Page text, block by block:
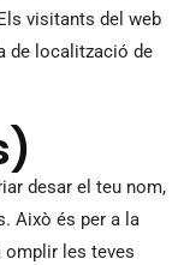
visitants del web
de localització de
desar el teu nom,
Això és per a la
omplir les teves